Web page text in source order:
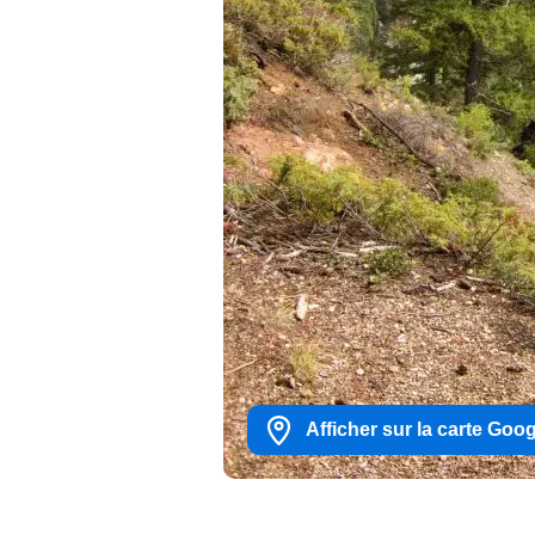
Afficher sur la carte